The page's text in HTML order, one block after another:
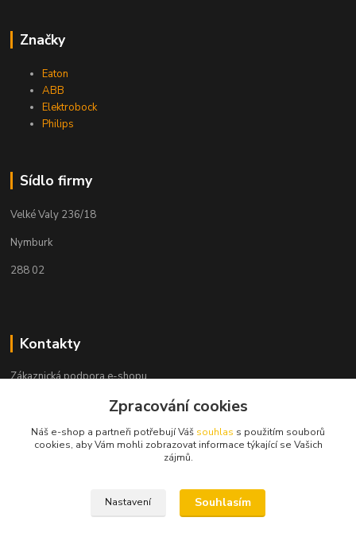
Značky
Eaton
ABB
Elektrobock
Philips
Sídlo firmy
Velké Valy 236/18
Nymburk
288 02
Kontakty
Zákaznická podpora e-shopu
info@elektronymburk.cz
Zpracování cookies
Náš e-shop a partneři potřebují Váš souhlas s použitím souborů
cookies, aby Vám mohli zobrazovat informace týkající se Vašich
zájmů.
Nastavení Souhlasím